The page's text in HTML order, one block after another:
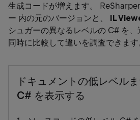
生成コードが増えます。
ー 内の元のバージョンと、 IL
シュガーの異なるレベルの C# を
同時に比較して違いを調査できます
ドキュメントの低レベル
C# を表示する